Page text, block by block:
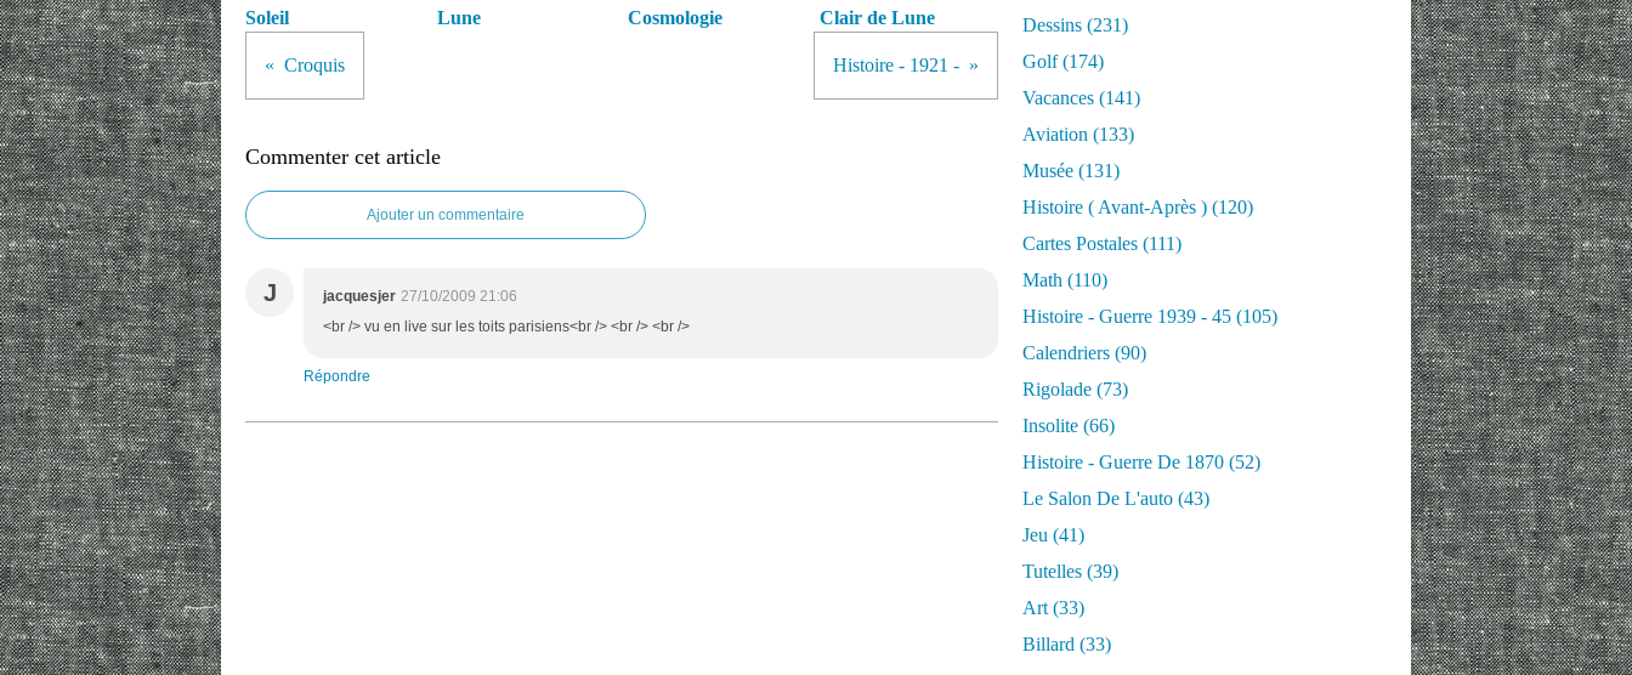
Soleil Lune Cosmologie Clair de Lune
Croquis Histoire - 1921 -
Commenter cet article
Ajouter un commentaire
J jacquesjer 27/10/2009 21:06
<br /> vu en live sur les toits parisiens<br /> <br /> <br />
Répondre
Dessins (231)
Golf(174)
Vacances (141)
Aviation (133)
Musée (131)
Histoire ( Avant-Après ) (120)
Cartes Postales (111)
Math (110)
Histoire - Guerre 1939 - 45 (105)
Calendriers (90)
Rigolade (73)
Insolite (66)
Histoire - Guerre De 1870 (52)
Le Salon De L'auto (43)
Jeu (41)
Tutelles (39)
Art (33)
Billard (33)